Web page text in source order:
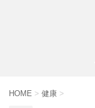
HOME > 健康 >